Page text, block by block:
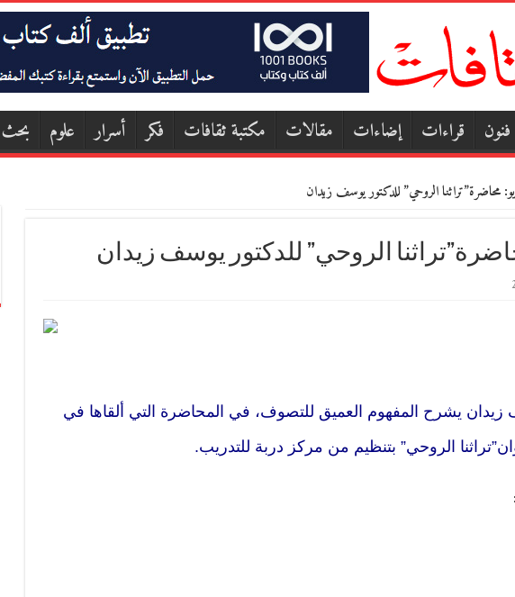
فنون قراءات إضاءات مقالات مكتبة ثقافات فكر أسرار علوم بحث
محاضرة”تراثنا الروحي” للدكتور يوسف زيدان
الروحي” للدكتور يوسف زيدان
زيدان يشرح المفهوم العميق للتصوف، في المحاضرة التي ألقاها في
الروحي” بتنظيم من مركز دربة للتدريب.